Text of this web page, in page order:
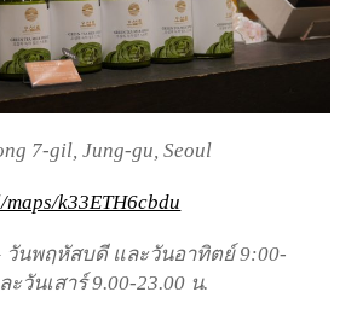
7-gil, Jung-gu, Seoul
k33ETH6cbdu
วันพฤหัสบดี และวันอาทิตย์ 9:00-
วันเสาร์ 9.00-23.00 น.